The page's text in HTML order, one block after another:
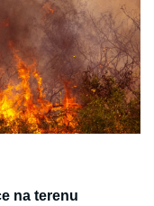
na terenu